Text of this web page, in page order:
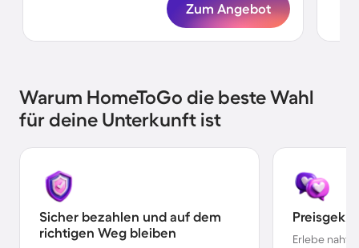
Zum Angebot
Warum HomeToGo die beste Wahl
für deine Unterkunft ist
Sicher bezahlen und auf dem
richtigen Weg bleiben
Erlebe